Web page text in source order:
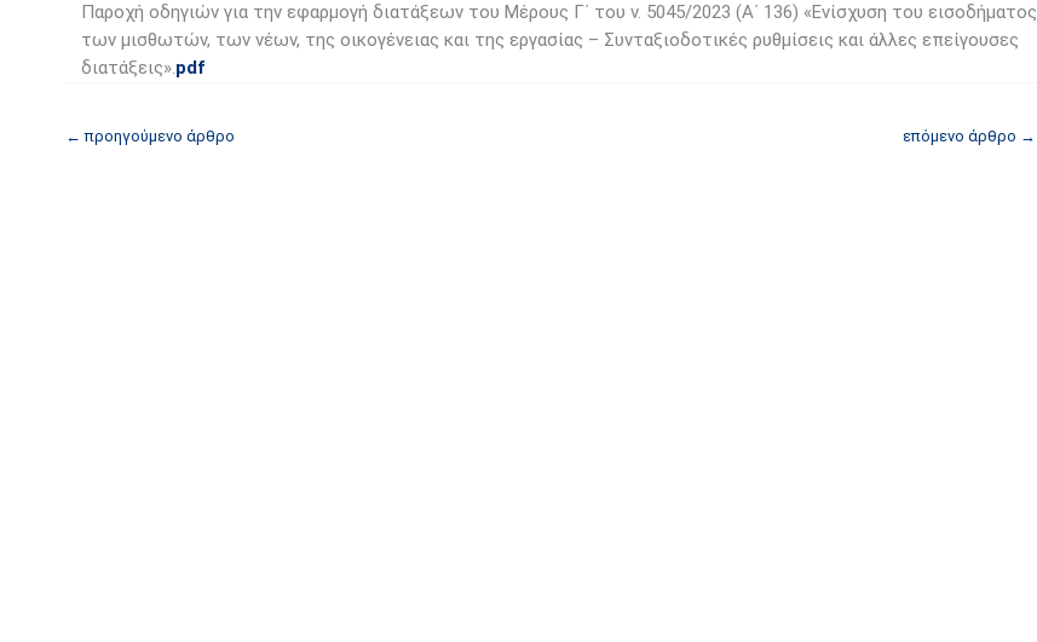
Παροχή οδηγιών για την εφαρμογή διατάξεων του Μέρους Γ΄ του ν. 5045/2023 (Α΄ 136) «Ενίσχυση του εισοδήματος
των μισθωτών, των νέων, της οικογένειας και της εργασίας – Συνταξιοδοτικές ρυθμίσεις και άλλες επείγουσες
διατάξεις».pdf
← προηγούμενο άρθρο επόμενο άρθρο →